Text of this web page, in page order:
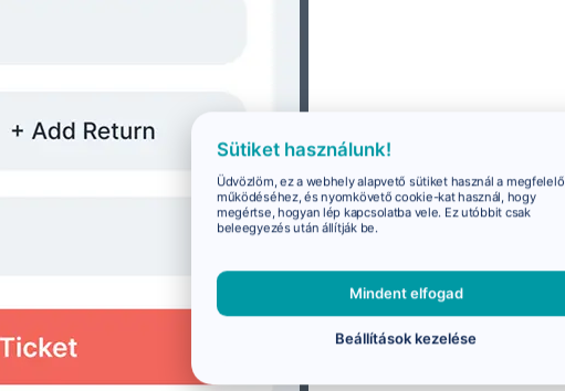
Sütiket használunk!
Üdvözlöm, ez a webhely alapvető sütiket használ a megfelelő
működéséhez, és nyomkövető cookie-kat használ, hogy
megértse, hogyan lép kapcsolatba vele. Ez utóbbit csak
beleegyezés után állítják be.
Mindent elfogad
Beállítások kezelése